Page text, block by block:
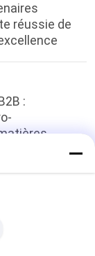
réussie de
:
conformité